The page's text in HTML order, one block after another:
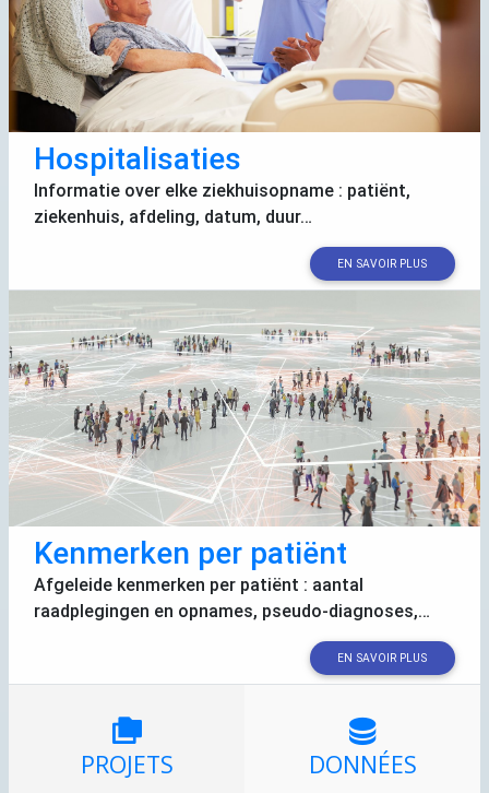
Hospitalisaties
Informatie over elke ziekhuisopname : patiënt,
ziekenhuis, afdeling, datum, duur…
EN SAVOIR PLUS
Kenmerken per patiënt
Afgeleide kenmerken per patiënt : aantal
raadplegingen en opnames, pseudo-diagnoses,…
EN SAVOIR PLUS
PROJETS DONNÉES